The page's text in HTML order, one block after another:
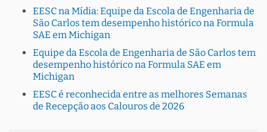
EESC na Mídia: Equipe da Escola de Engenharia de
São Carlos tem desempenho histórico na Formula
SAE em Michigan
Equipe da Escola de Engenharia de São Carlos tem
desempenho histórico na Formula SAE em
Michigan
EESC é reconhecida entre as melhores Semanas
de Recepção aos Calouros de 2026